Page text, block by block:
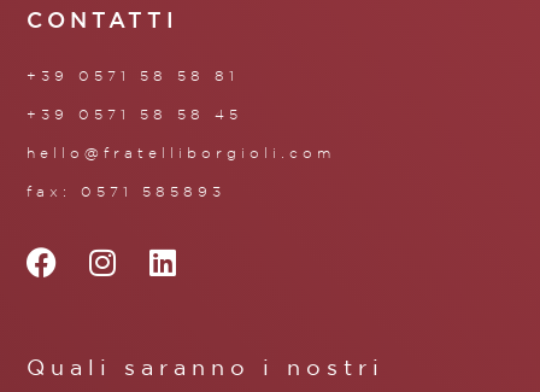
CONTATTI
+39 0571 58 58 81
+39 0571 58 58 45
hello@fratelliborgioli.com
fax: 0571 585893
Quali saranno i nostri